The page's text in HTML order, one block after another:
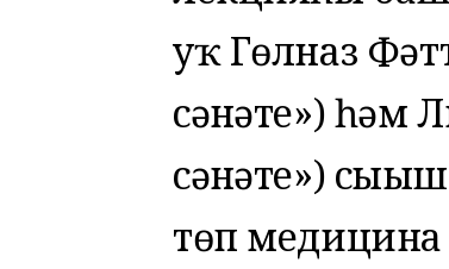
уҡ Гөлназ
сәнғәте»)
сәнғәте»)
төп